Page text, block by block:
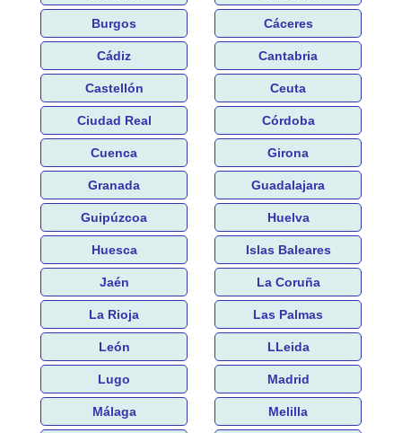
Burgos Cáceres
Cádiz Cantabria
Castellón Ceuta
Ciudad Real Córdoba
Cuenca Girona
Granada Guadalajara
Guipúzcoa Huelva
Huesca Islas Baleares
Jaén La Coruña
La Rioja Las Palmas
León LLeida
Lugo Madrid
Málaga Melilla